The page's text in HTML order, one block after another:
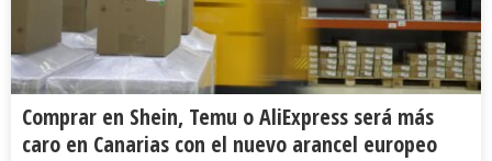
Comprar en Shein, Temu o AliExpress será más
caro en Canarias con el nuevo arancel europeo